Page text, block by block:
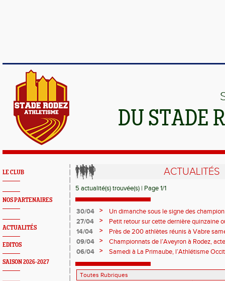
DU STADE
LE CLUB
NOS PARTENAIRES
ACTUALITÉS
EDITOS
SAISON 2026-2027
ACTUALITÉS
5 actualité(s) trouvée(s) | Page 1/1
30/04 >
Un dimanche sous le signe des
France de Montagne à Gap.
27/04 >
Petit retour sur cette dernière quinzaine
avec bonheur et succès à divers
14/04 >
Près de 200 athlètes réunis à Vabre
championnats Aveyron. De très bons
promesses pour des lendemains qui vont
09/04 >
Championnats de l’Aveyron à Rodez,
06/04
>
Samedi à La Primaube, l’Athlétisme
Primaube Athlétisme.